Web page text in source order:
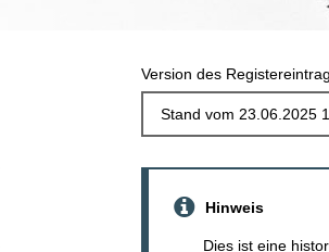
Version des
Hinweis
Dies ist eine